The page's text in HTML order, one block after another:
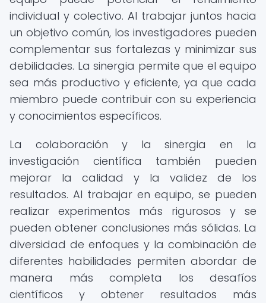
individual y colectivo. Al trabajar juntos hacia
un objetivo común, los investigadores pueden
complementar sus fortalezas y minimizar sus
debilidades. La sinergia permite que el equipo
sea más productivo y eficiente, ya que cada
miembro puede contribuir con su experiencia
y conocimientos específicos.
La colaboración y la sinergia en la
investigación científica también pueden
mejorar la calidad y la validez de los
resultados. Al trabajar en equipo, se pueden
realizar experimentos más rigurosos y se
pueden obtener conclusiones más sólidas. La
diversidad de enfoques y la combinación de
diferentes habilidades permiten abordar de
manera más completa los desafíos
científicos y obtener resultados más